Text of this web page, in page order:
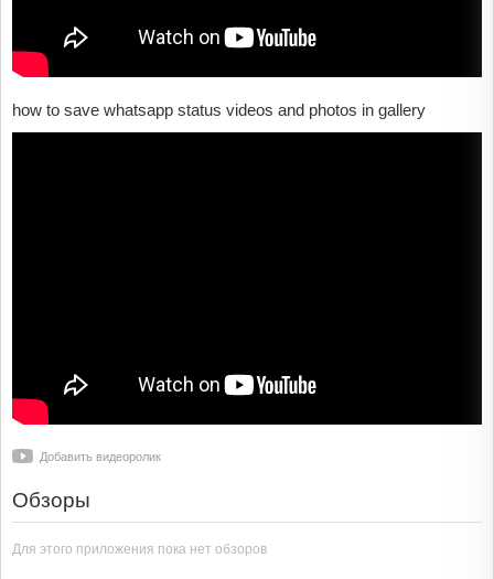
how to save whatsapp status videos and photos in gallery
Добавить видеоролик
Обзоры
Для этого приложения пока нет обзоров